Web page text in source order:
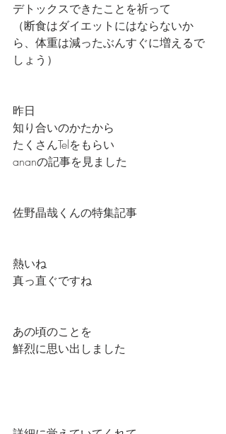
デトックスできたことを祈って
（断食はダイエットにはならないか
ら、体重は減ったぶんすぐに増えるで
しょう）
昨日
知り合いのかたから
たくさんTelをもらい
ananの記事を見ました
佐野晶哉くんの特集記事
熱いね
真っ直ぐですね
あの頃のことを
鮮烈に思い出しました